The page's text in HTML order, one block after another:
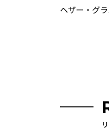
ヘザー・グ